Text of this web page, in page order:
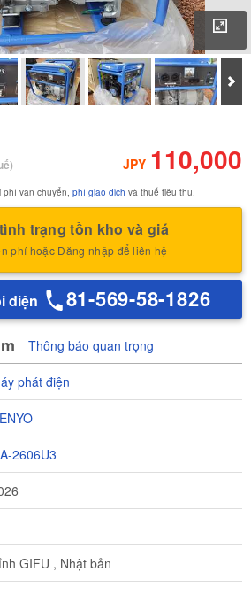
JPY 110,000
phí vận chuyển, phí giao dịch và thuế tiêu thụ.
trạng tồn kho và giá
phí hoặc Đăng nhập để liên hệ
điện 81-569-58-1826
Thông báo quan trọng
phát điện
2606U3
GIFU , Nhật bản